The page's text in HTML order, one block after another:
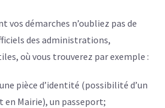
démarches n’oubliez pas de
des administrations,
, où vous trouverez par exemple :
pièce d’identité (possibilité d’un
Mairie), un passeport;